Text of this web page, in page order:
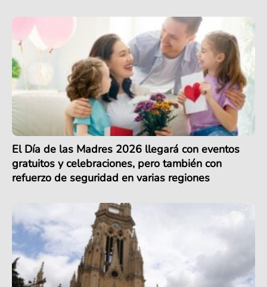
El Día de las Madres 2026 llegará con eventos
gratuitos y celebraciones, pero también con
refuerzo de seguridad en varias regiones